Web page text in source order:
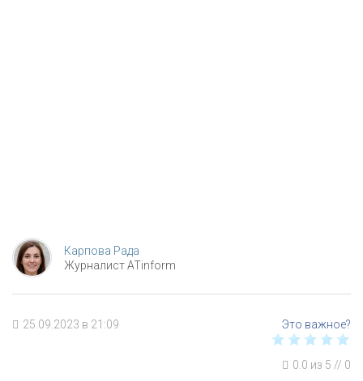
Карпова Рада
Журналист ATinform
25.09.2023 в 21:09
0.0 из 5 // 0